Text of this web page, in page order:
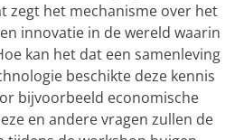
zegt het mechanisme over het
innovatie in de wereld waarin
kan het dat een samenleving
beschikte deze kennis
bijvoorbeeld economische
en andere vragen zullen de